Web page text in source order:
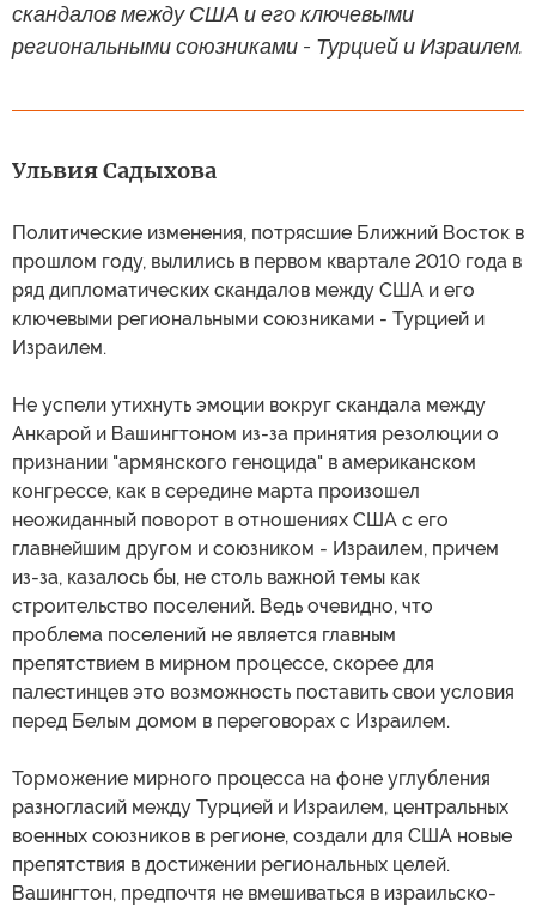
скандалов между США и его ключевыми
региональными союзниками - Турцией и Израилем.
Ульвия Садыхова
Политические изменения, потрясшие Ближний Восток в
прошлом году, вылились в первом квартале 2010 года в
ряд дипломатических скандалов между США и его
ключевыми региональными союзниками - Турцией и
Израилем.
Не успели утихнуть эмоции вокруг скандала между
Анкарой и Вашингтоном из-за принятия резолюции о
признании "армянского геноцида" в американском
конгрессе, как в середине марта произошел
неожиданный поворот в отношениях США с его
главнейшим другом и союзником - Израилем, причем
из-за, казалось бы, не столь важной темы как
строительство поселений. Ведь очевидно, что
проблема поселений не является главным
препятствием в мирном процессе, скорее для
палестинцев это возможность поставить свои условия
перед Белым домом в переговорах с Израилем.
Торможение мирного процесса на фоне углубления
разногласий между Турцией и Израилем, центральных
военных союзников в регионе, создали для США новые
препятствия в достижении региональных целей.
Вашингтон, предпочтя не вмешиваться в израильско-